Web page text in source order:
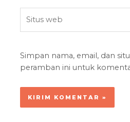
web
Simpan nama, email, dan
peramban ini untuk